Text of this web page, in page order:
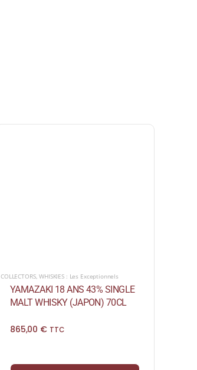
COLLECTORS,WHISKIES : Les Exceptionnels
YAMAZAKI 18 ANS 43% SINGLE
MALT WHISKY (JAPON) 70CL
865,00 € TTC